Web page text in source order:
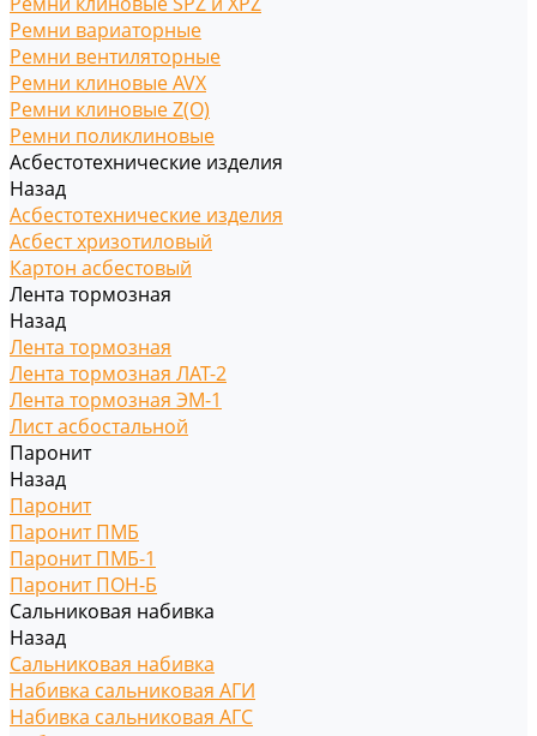
Ремни вариаторные
Ремни вентиляторные
Ремни клиновые AVX
Ремни клиновые Z(O)
Ремни поликлиновые
Асбестотехнические изделия
Назад
Асбестотехнические изделия
Асбест хризотиловый
Картон асбестовый
Лента тормозная
Назад
Лента тормозная
Лента тормозная ЛАТ-2
Лента тормозная ЭМ-1
Лист асбостальной
Паронит
Назад
Паронит
Паронит ПМБ
Паронит ПМБ-1
Паронит ПОН-Б
Сальниковая набивка
Назад
Сальниковая набивка
Набивка сальниковая АГИ
Набивка сальниковая АГС